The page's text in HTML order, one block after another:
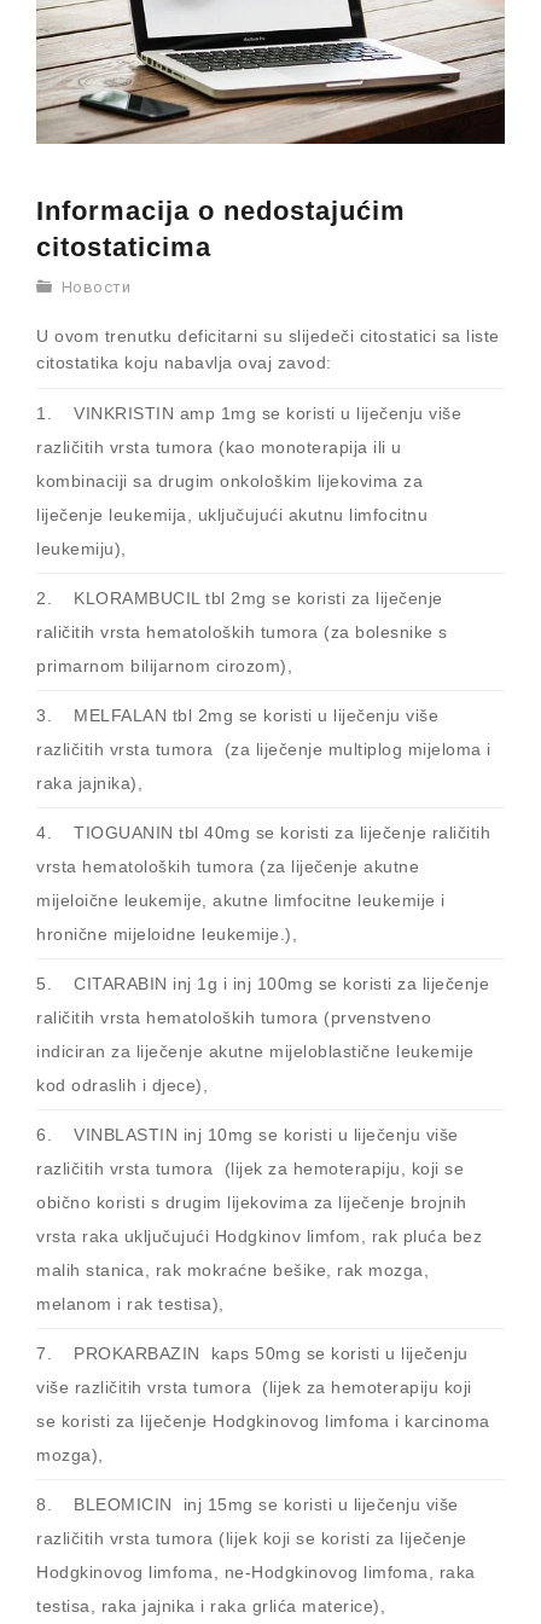
Informacija o nedostajućim
citostaticima
Новости
U ovom trenutku deficitarni su slijedeči citostatici sa liste
citostatika koju nabavlja ovaj zavod:
1. VINKRISTIN amp 1mg se koristi u liječenju više
različitih vrsta tumora (kao monoterapija ili u
kombinaciji sa drugim onkološkim lijekovima za
liječenje leukemija, uključujući akutnu limfocitnu
leukemiju),
2. KLORAMBUCIL tbl 2mg se koristi za liječenje
raličitih vrsta hematoloških tumora (za bolesnike s
primarnom bilijarnom cirozom),
3. MELFALAN tbl 2mg se koristi u liječenju više
različitih vrsta tumora (za liječenje multiplog mijeloma i
raka jajnika),
4. TIOGUANIN tbl 40mg se koristi za liječenje raličitih
vrsta hematoloških tumora (za liječenje akutne
mijeloične leukemije, akutne limfocitne leukemije i
hronične mijeloidne leukemije.),
5. CITARABIN inj 1g i inj 100mg se koristi za liječenje
raličitih vrsta hematoloških tumora (prvenstveno
indiciran za liječenje akutne mijeloblastične leukemije
kod odraslih i djece),
6. VINBLASTIN inj 10mg se koristi u liječenju više
različitih vrsta tumora (lijek za hemoterapiju, koji se
obično koristi s drugim lijekovima za liječenje brojnih
vrsta raka uključujući Hodgkinov limfom, rak pluća bez
malih stanica, rak mokraćne bešike, rak mozga,
melanom i rak testisa),
7. PROKARBAZIN kaps 50mg se koristi u liječenju
više različitih vrsta tumora (lijek za hemoterapiju koji
se koristi za liječenje Hodgkinovog limfoma i karcinoma
mozga),
8. BLEOMICIN inj 15mg se koristi u liječenju više
različitih vrsta tumora (lijek koji se koristi za liječenje
Hodgkinovog limfoma, ne-Hodgkinovog limfoma, raka
testisa, raka jajnika i raka grlića materice),